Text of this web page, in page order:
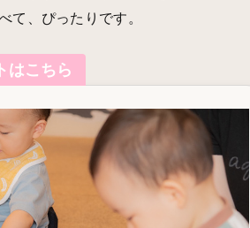
て、ぴったりです。
はこちら